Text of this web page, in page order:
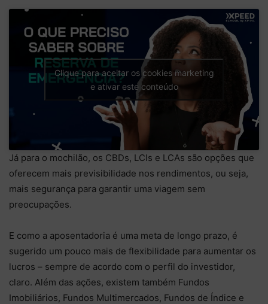
Clique para aceitar os cookies marketing
e ativar este conteúdo
Já para o mochilão, os CBDs, LCIs e LCAs são opções que
oferecem mais previsibilidade nos rendimentos, ou seja,
mais segurança para garantir uma viagem sem
preocupações.
E como a aposentadoria é uma meta de longo prazo, é
sugerido um pouco mais de flexibilidade para aumentar os
lucros – sempre de acordo com o perfil do investidor,
claro. Além das ações, existem também Fundos
Imobiliários, Fundos Multimercados, Fundos de Índice e